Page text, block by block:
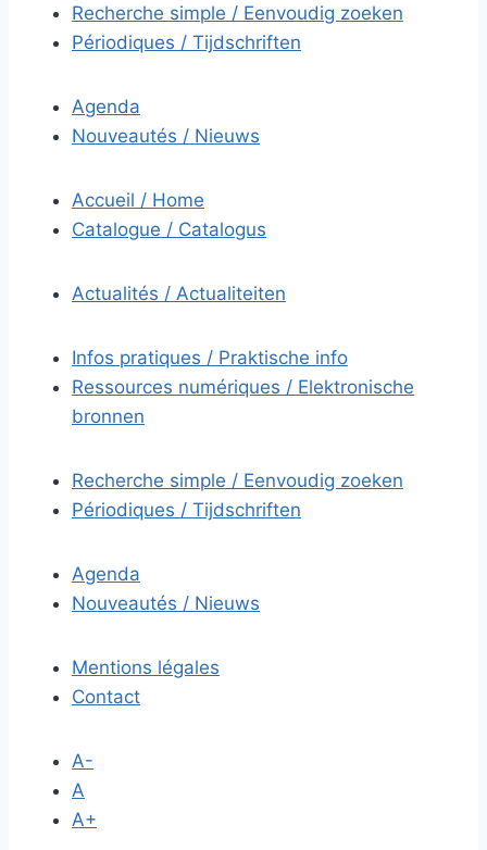
Recherche simple / Eenvoudig zoeken
Périodiques / Tijdschriften
Agenda
Nouveautés / Nieuws
Accueil / Home
Catalogue / Catalogus
Actualités / Actualiteiten
Infos pratiques / Praktische info
Ressources numériques / Elektronische
bronnen
Recherche simple / Eenvoudig zoeken
Périodiques / Tijdschriften
Agenda
Nouveautés / Nieuws
Mentions légales
Contact
A-
A
A+